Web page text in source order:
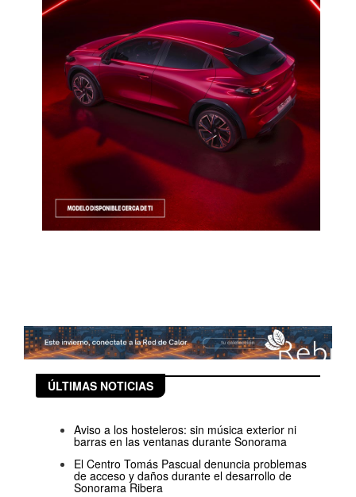
ÚLTIMAS NOTICIAS
Aviso a los hosteleros: sin música exterior ni
barras en las ventanas durante Sonorama
El Centro Tomás Pascual denuncia problemas
de acceso y daños durante el desarrollo de
Sonorama Ribera